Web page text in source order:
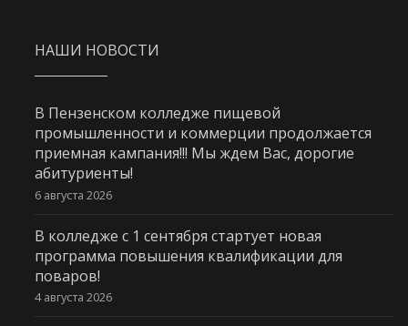
НАШИ НОВОСТИ
В Пензенском колледже пищевой
промышленности и коммерции продолжается
приемная кампания!!! Мы ждем Вас, дорогие
абитуриенты!
6 августа 2026
В колледже с 1 сентября стартует новая
программа повышения квалификации для
поваров!
4 августа 2026